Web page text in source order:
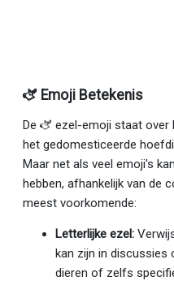
🫏 Emoji Betekenis
De 🫏 ezel-emoji staat over
het gedomesticeerde
Maar net als veel emoji's
hebben, afhankelijk van de
meest voorkomende:
Letterlijke ezel:
kan zijn in discussies
dieren of zelfs